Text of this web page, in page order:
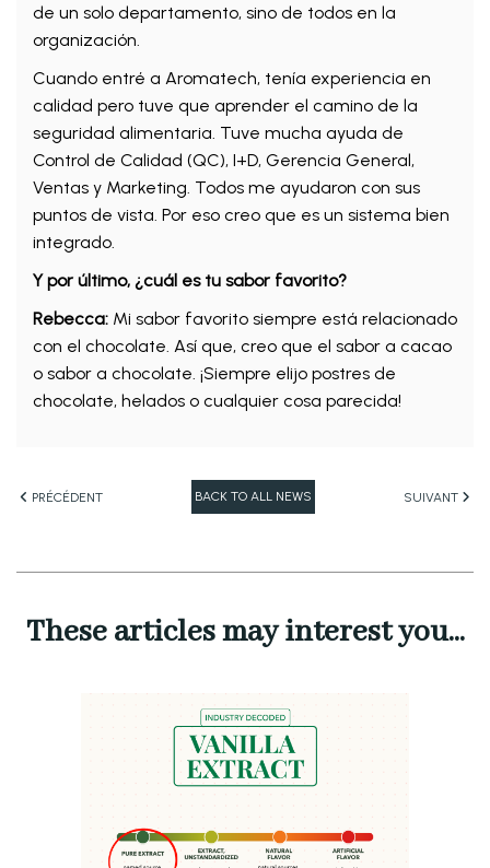
de un solo departamento, sino de todos en la
organización.
Cuando entré a Aromatech, tenía experiencia en
calidad pero tuve que aprender el camino de la
seguridad alimentaria. Tuve mucha ayuda de
Control de Calidad (QC), I+D, Gerencia General,
Ventas y Marketing. Todos me ayudaron con sus
puntos de vista. Por eso creo que es un sistema bien
integrado.
Y por último, ¿cuál es tu sabor favorito?
Rebecca: Mi sabor favorito siempre está relacionado
con el chocolate. Así que, creo que el sabor a cacao
o sabor a chocolate. ¡Siempre elijo postres de
chocolate, helados o cualquier cosa parecida!
PRÉCÉDENT BACK TO ALL NEWS SUIVANT
These articles may interest you...